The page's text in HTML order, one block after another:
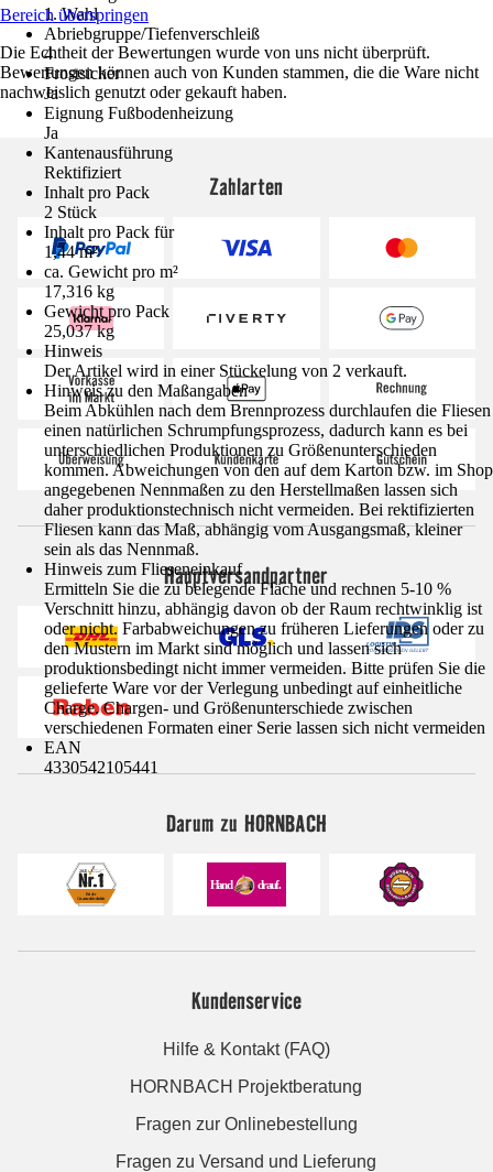
1. Wahl
Abriebgruppe/Tiefenverschleiß
4
Frostsicher
Ja
Eignung Fußbodenheizung
Ja
Kantenausführung
Rektifiziert
Inhalt pro Pack
2 Stück
Inhalt pro Pack für
1,44 m²
ca. Gewicht pro m²
17,316 kg
Gewicht pro Pack
25,037 kg
Hinweis
Der Artikel wird in einer Stückelung von 2 verkauft.
Hinweis zu den Maßangaben
Beim Abkühlen nach dem Brennprozess durchlaufen die Fliesen
einen natürlichen Schrumpfungsprozess, dadurch kann es bei
unterschiedlichen Produktionen zu Größenunterschieden
kommen. Abweichungen von den auf dem Karton bzw. im Shop
angegebenen Nennmaßen zu den Herstellmaßen lassen sich
daher produktionstechnisch nicht vermeiden. Bei rektifizierten
Fliesen kann das Maß, abhängig vom Ausgangsmaß, kleiner
sein als das Nennmaß.
Hinweis zum Flieseneinkauf
Ermitteln Sie die zu belegende Fläche und rechnen 5-10 %
Verschnitt hinzu, abhängig davon ob der Raum rechtwinklig ist
oder nicht. Farbabweichungen zu früheren Lieferungen oder zu
den Mustern im Markt sind möglich und lassen sich
produktionsbedingt nicht immer vermeiden. Bitte prüfen Sie die
gelieferte Ware vor der Verlegung unbedingt auf einheitliche
Charge. Chargen- und Größenunterschiede zwischen
verschiedenen Formaten einer Serie lassen sich nicht vermeiden
EAN
4330542105441
Bereich überspringen
Die Echtheit der Bewertungen wurde von uns nicht überprüft.
Bewertungen können auch von Kunden stammen, die die Ware nicht
nachweislich genutzt oder gekauft haben.
Zahlarten
Hauptversandpartner
Darum zu HORNBACH
Kundenservice
Hilfe & Kontakt (FAQ)
HORNBACH Projektberatung
Fragen zur Onlinebestellung
Fragen zu Versand und Lieferung